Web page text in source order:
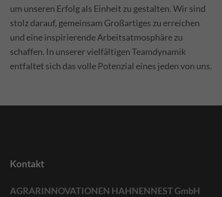
About us
Lorem ipsum dolor sit amet, consectetuer
adipiscing elit.
um unseren Erfolg als Einheit zu gestalten. Wir sind
stolz darauf, gemeinsam Großartiges zu erreichen
und eine inspirierende Arbeitsatmosphäre zu
schaffen. In unserer vielfältigen Teamdynamik
entfaltet sich das volle Potenzial eines jeden von uns.
Kontakt
AGRARINNOVATIONEN HAHNENNEST GmbH